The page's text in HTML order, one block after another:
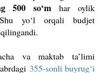
500 so‘m har oylik
yo‘l orqali budjet
va maktab ta’limi
355-sonli buyrug‘i